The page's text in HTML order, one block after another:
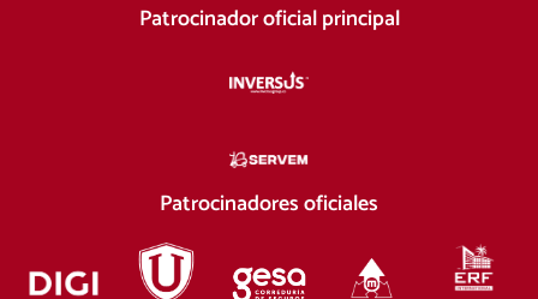
Patrocinador oficial principal
Patrocinadores oficiales